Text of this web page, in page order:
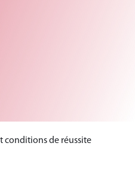
conditions de réussite